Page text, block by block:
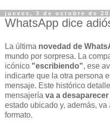
jueves, 3 de octubre de
WhatsApp dice
La última novedad de
mundo por sorpresa. La
icónico "escribiendo", ese
indicarte que la otra persona
mensaje. Este histórico
mensajería va a desaparecer
estado ubicado y, además,
formato.